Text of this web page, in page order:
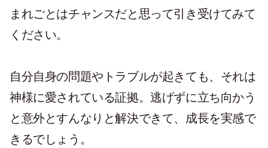
まれごとはチャンスだと思って引き受けてみて
ください。
自分自身の問題やトラブルが起きても、それは
神様に愛されている証拠。逃げずに立ち向かう
と意外とすんなりと解決できて、成長を実感で
きるでしょう。